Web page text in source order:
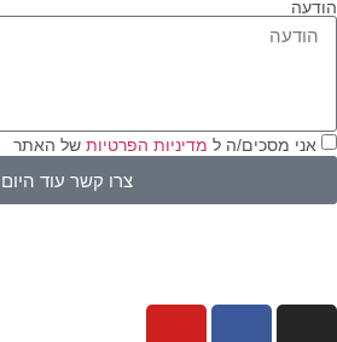
אני מסכים/ה למדיניות הפרטיותשל האתר
צרו קשר עוד היום